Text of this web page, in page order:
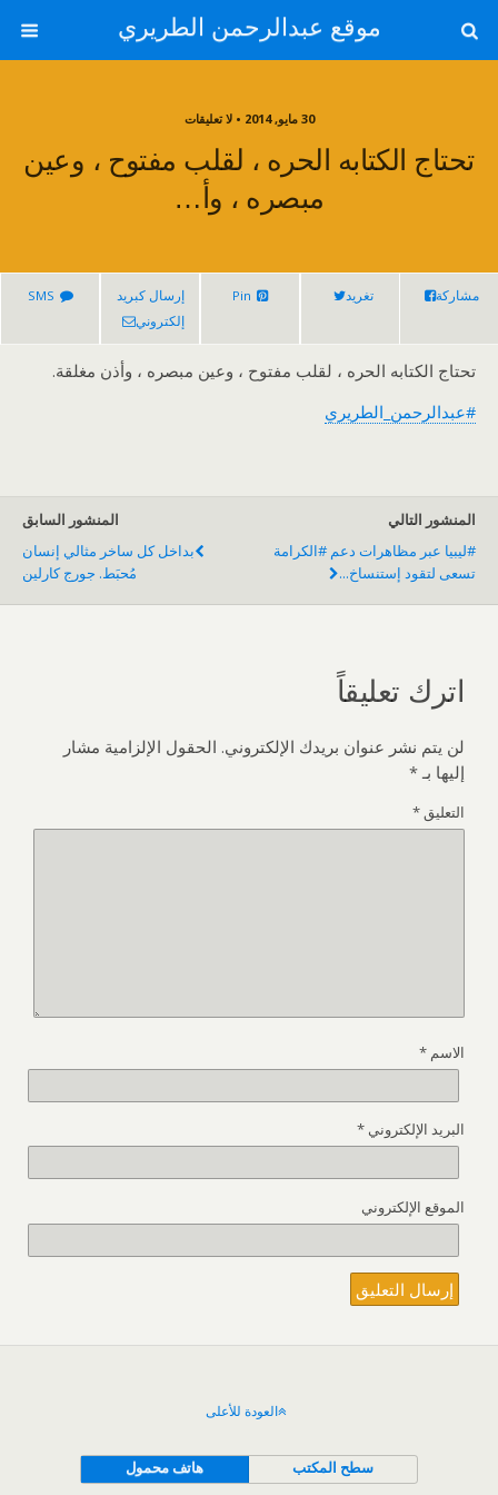
موقع عبدالرحمن الطريري
30 مايو, 2014 • لا تعليقات
تحتاج الكتابه الحره ، لقلب مفتوح ، وعين
مبصره ، وأ…
مشاركة تغريد Pin
إرسال كبريد
إلكتروني
SMS
تحتاج الكتابه الحره ، لقلب مفتوح ، وعين مبصره ، وأذن مغلقة.
#عبدالرحمن_الطريري
المنشور السابق
بداخل كل ساخر مثالي إنسان
مُحبَط. جورج كارلين
المنشور التالي
#ليبيا عبر مظاهرات دعم #الكرامة
تسعى لتقود إستنساخ...
اترك تعليقاً
لن يتم نشر عنوان بريدك الإلكتروني. الحقول الإلزامية مشار
إليها بـ *
التعليق*
الاسم *
البريد الإلكتروني *
الموقع الإلكتروني
العودة للأعلى
هاتف محمول سطح المكتب